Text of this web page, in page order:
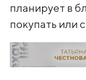
планирует в
покупать или